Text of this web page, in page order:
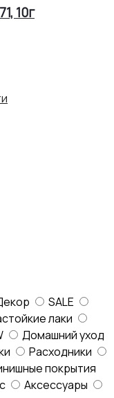
10г
SALE
лаки
Домашний уход
Расходники
покрытия
Аксессуары